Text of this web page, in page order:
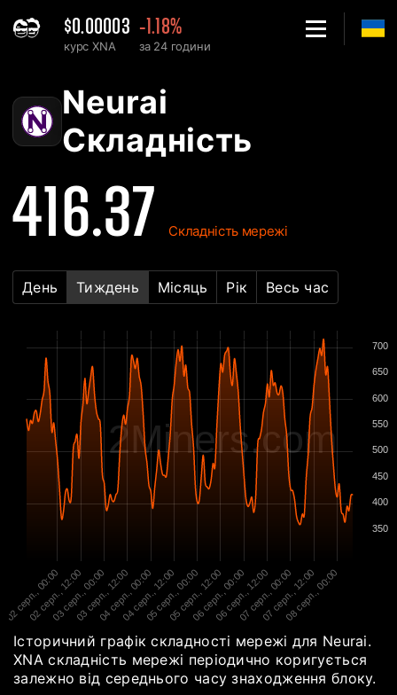
$0.00003
курс XNA
-1.18%
за 24 години
Neurai
Складність
416.37 Складність мережі
День Тиждень Місяць Рік Весь час
2Miners.com
02 серп., 00:00
02 серп., 12:00
03 серп., 00:00
03 серп., 12:00
04 серп., 00:00
04 серп., 12:00
05 серп., 00:00
05 серп., 12:00
06 серп., 00:00
06 серп., 12:00
07 серп., 00:00
07 серп., 12:00
08 серп., 00:00
350
400
450
500
550
600
650
700
Історичний графік складності мережі для Neurai.
XNA складність мережі періодично коригується
залежно від середнього часу знаходження блоку.